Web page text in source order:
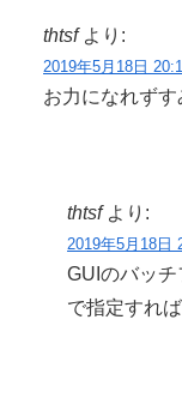
thtsf より:
2019年5月18日
お力になれずす
thtsf より:
2019年5月18日
GUIのバッチ
で指定すれ